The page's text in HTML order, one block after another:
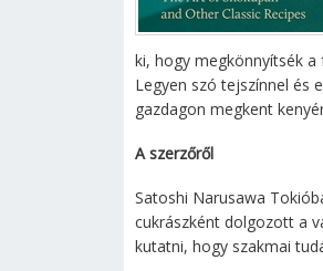
ki, hogy megkönnyítsék
Legyen szó tejszínnel és
gazdagon megkent
A szerzőről
Satoshi Narusawa
cukrászként dolgozott a
kutatni, hogy szakmai